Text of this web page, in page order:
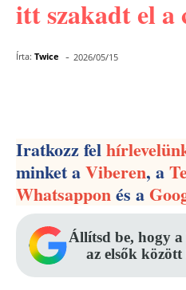
itt szakadt el a
Írta: Twice - 2026/05/15
Iratkozz fel
minket aViberen, a
Whatsapponés a
Állítsd be, hogy
az elsők